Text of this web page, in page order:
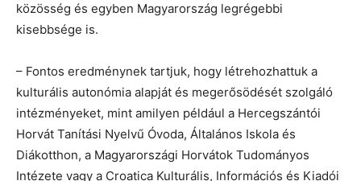
közösség és egyben Magyarország legrégebbi
kisebbsége is.
– Fontos eredménynek tartjuk, hogy létrehozhattuk a
kulturális autonómia alapját és megerősödését szolgáló
intézményeket, mint amilyen például a Hercegszántói
Horvát Tanítási Nyelvű Óvoda, Általános Iskola és
Diákotthon, a Magyarországi Horvátok Tudományos
Intézete vagy a Croatica Kulturális, Információs és Kiadói